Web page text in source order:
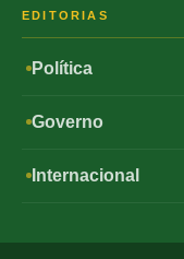
EDITORIAS
Política
Governo
Internacional